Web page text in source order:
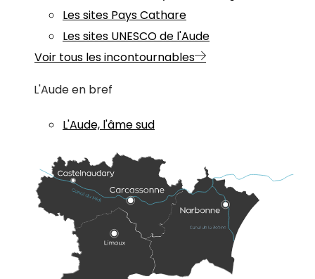
Les sites Pays Cathare
Les sites UNESCO de l'Aude
Voir tous les incontournables
L'Aude en bref
L'Aude, l'âme sud